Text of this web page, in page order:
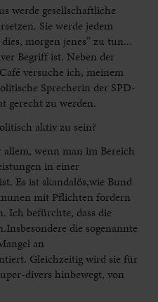
werde gesellschaftliche
Sie werde jedem
morgen jenes“ zu tun...
Begriff ist. Neben der
versuche ich, meinem
Sprecherin der SPD-
gerecht zu werden.
aktiv zu sein?
wenn man im Bereich
in einer
Es ist skandalös,wie Bund
mit Pflichten fordern
Ich befürchte, dass die
die sogenannte
an
Gleichzeitig wird sie für
divers hinbewegt, von